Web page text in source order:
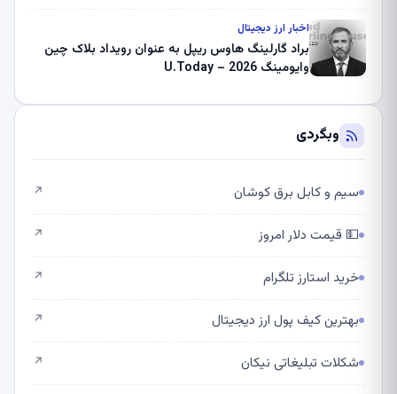
اخبار ارز دیجیتال
براد گارلینگ هاوس ریپل به عنوان رویداد بلاک چین
وایومینگ 2026 – U.Today
وبگردی
سیم و کابل برق کوشان ↗
💵 قیمت دلار امروز ↗
خرید استارز تلگرام ↗
بهترین کیف پول ارز دیجیتال ↗
شکلات تبلیغاتی نیکان ↗